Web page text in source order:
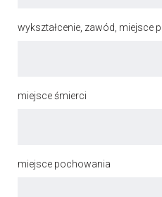
wykształcenie, zawód, miejsce
miejsce śmierci
miejsce pochowania